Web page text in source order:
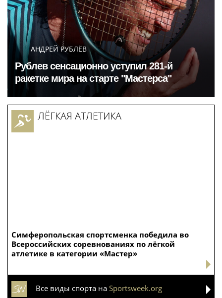
АНДРЕЙ РУБЛЁВ
Рублев сенсационно уступил 281-й
ракетке мира на старте "Мастерса"
Симферопольская спортсменка победила во
Всероссийских соревнованиях по лёгкой
атлетике в категории «Мастер»
ЛЁГКАЯ АТЛЕТИКА
Все виды спорта на Sportsweek.org